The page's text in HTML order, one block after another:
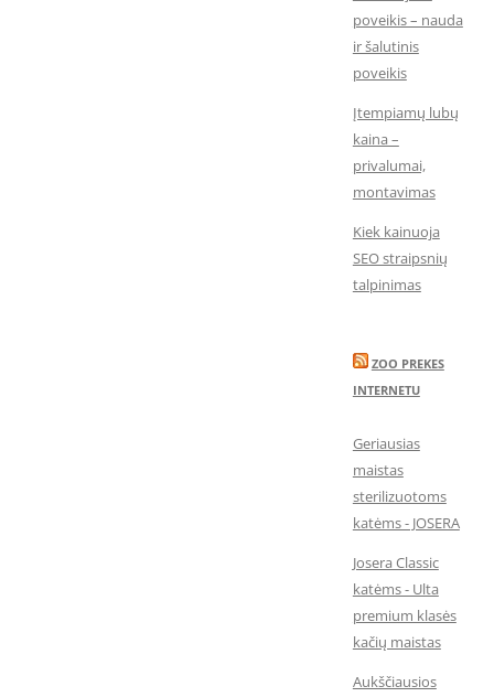
poveikis – nauda
ir šalutinis
poveikis
Įtempiamų lubų
kaina –
privalumai,
montavimas
Kiek kainuoja
SEO straipsnių
talpinimas
ZOO PREKES
INTERNETU
Geriausias
maistas
sterilizuotoms
katėms - JOSERA
Josera Classic
katėms - Ulta
premium klasės
kačių maistas
Aukščiausios